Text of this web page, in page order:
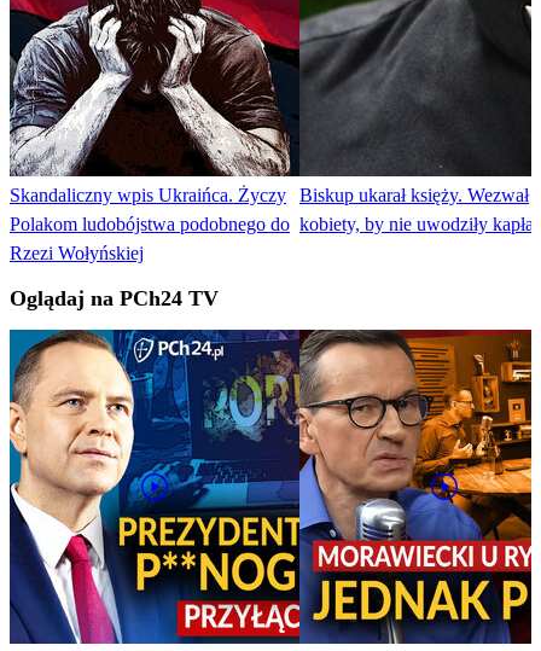
Skandaliczny wpis Ukraińca. Życzy
Polakom ludobójstwa podobnego do
Rzezi Wołyńskiej
Biskup ukarał księży. Wezwał
kobiety, by nie uwodziły
Oglądaj na PCh24 TV